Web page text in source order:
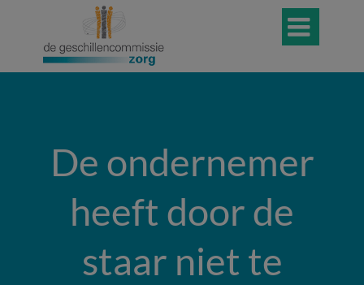

De ondernemer
heeft door de
staar niet te